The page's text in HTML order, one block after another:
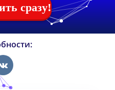
сразу!